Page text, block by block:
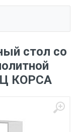
стол со
КОРСА